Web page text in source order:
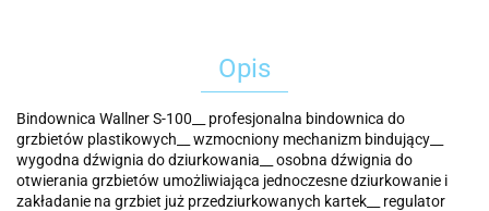
Opis
Bindownica Wallner S-100__ profesjonalna bindownica do
grzbietów plastikowych__ wzmocniony mechanizm bindujący__
wygodna dźwignia do dziurkowania__ osobna dźwignia do
otwierania grzbietów umożliwiająca jednoczesne dziurkowanie i
zakładanie na grzbiet już przedziurkowanych kartek__ regulator